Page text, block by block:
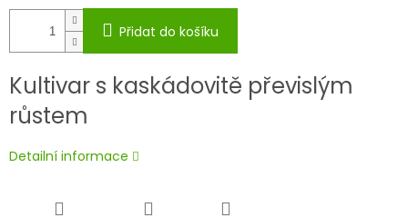
Přidat do košíku
Kultivar s kaskádovitě převislým
růstem
Detailní informace